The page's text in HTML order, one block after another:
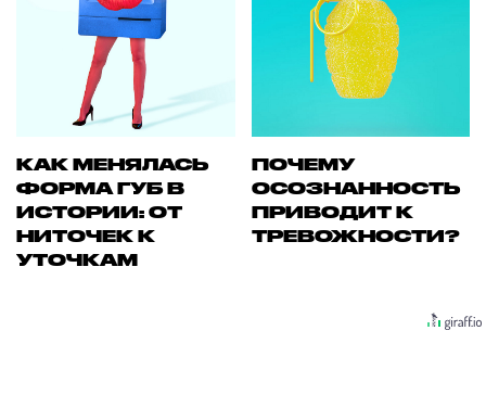
КАК МЕНЯЛАСЬ
ФОРМА ГУБ В
ИСТОРИИ: ОТ
НИТОЧЕК К
УТОЧКАМ
ПОЧЕМУ
ОСОЗНАННОСТЬ
ПРИВОДИТ К
ТРЕВОЖНОСТИ?